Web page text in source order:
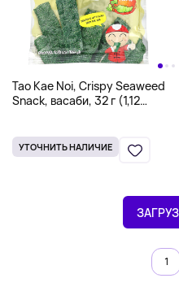
Tao Kae Noi, Crispy Seaweed
Snack, васаби, 32 г (1,12
УТОЧНИТЬ НАЛИЧИЕ
1